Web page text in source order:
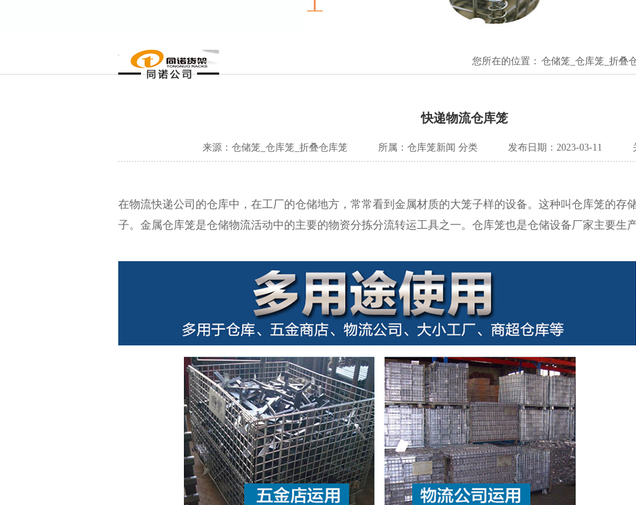
您所在的位置： 仓储笼_仓库笼_折叠
快递物流仓库笼
来源：仓储笼_仓库笼_折叠仓库笼 所属： 仓库笼新闻 分类 发布日期：2023-03-11
在物流快递公司的仓库中，在工厂的仓储地方，常常看到金属材质的大笼子样的设备。这种叫仓库笼的存
子。金属仓库笼是仓储物流活动中的主要的物资分拣分流转运工具之一。仓库笼也是仓储设备厂家主要生